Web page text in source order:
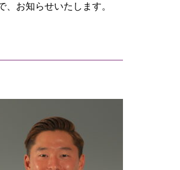
お知らせいたします。